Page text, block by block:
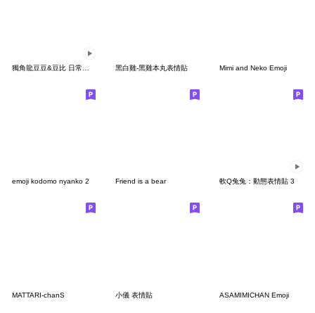
黑白雞-黑雞本丸表情貼 Mimi and Neko Emoji
emoji kodomo nyanko 2 Friend is a bear 軟Q兔兔：動態表情貼 3
MATTARI-chanS 小儀 表情貼 ASAMIMICHAN Emoji